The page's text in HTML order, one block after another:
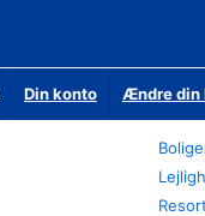
Din konto Ændre din